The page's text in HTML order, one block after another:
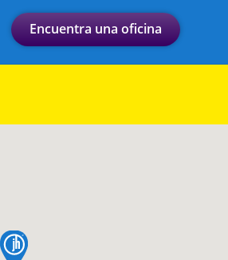
Encuentra una oficina
pin de mapa